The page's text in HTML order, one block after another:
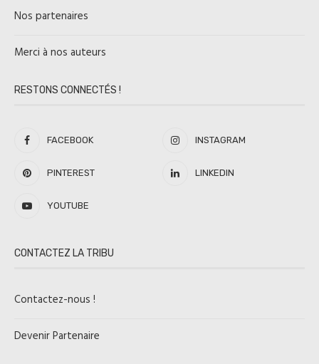
Nos partenaires
Merci à nos auteurs
RESTONS CONNECTÉS !
FACEBOOK INSTAGRAM
PINTEREST LINKEDIN
YOUTUBE
CONTACTEZ LA TRIBU
Contactez-nous !
Devenir Partenaire